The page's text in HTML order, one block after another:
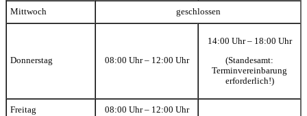
Mittwoch geschlossen
Donnerstag 08:00 Uhr – 12:00 Uhr
14:00 Uhr – 18:00 Uhr
(Standesamt:
Terminvereinbarung
erforderlich!)
Freitag 08:00 Uhr – 12:00 Uhr